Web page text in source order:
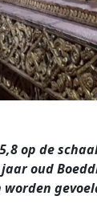
op de
oud